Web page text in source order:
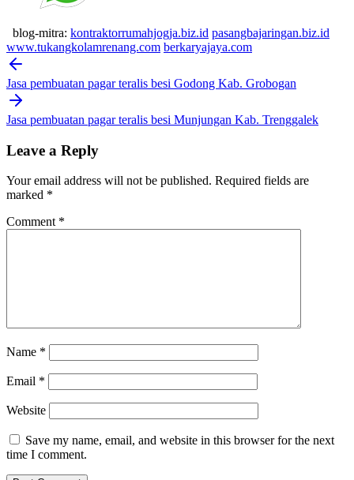
blog-mitra: kontraktorrumahjogja.biz.id pasangbajaringan.biz.id
www.tukangkolamrenang.com berkaryajaya.com
Post
navigation
Jasa pembuatan pagar teralis besi Godong Kab. Grobogan
Jasa pembuatan pagar teralis besi Munjungan Kab. Trenggalek
Leave a Reply
Your email address will not be published. Required fields are
marked *
Comment *
Name *
Email *
Website
Save my name, email, and website in this browser for the next
time I comment.